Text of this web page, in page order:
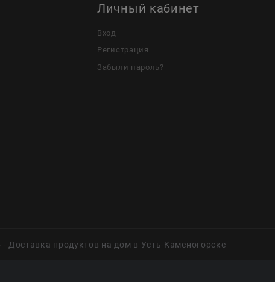
Личный кабинет
Вход
Регистрация
Забыли пароль?
- Доставка продуктов на дом в Усть-Каменогорске